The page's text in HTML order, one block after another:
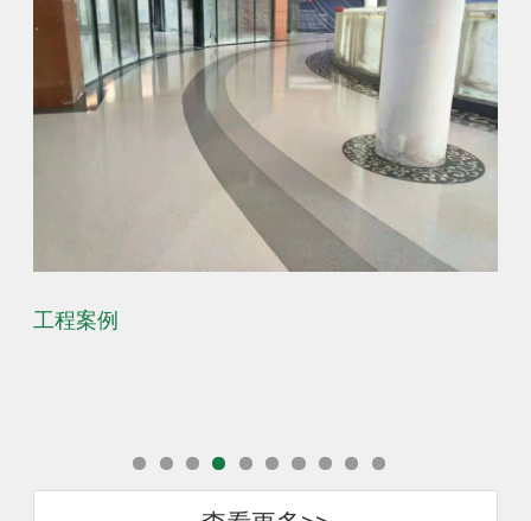
工程案例